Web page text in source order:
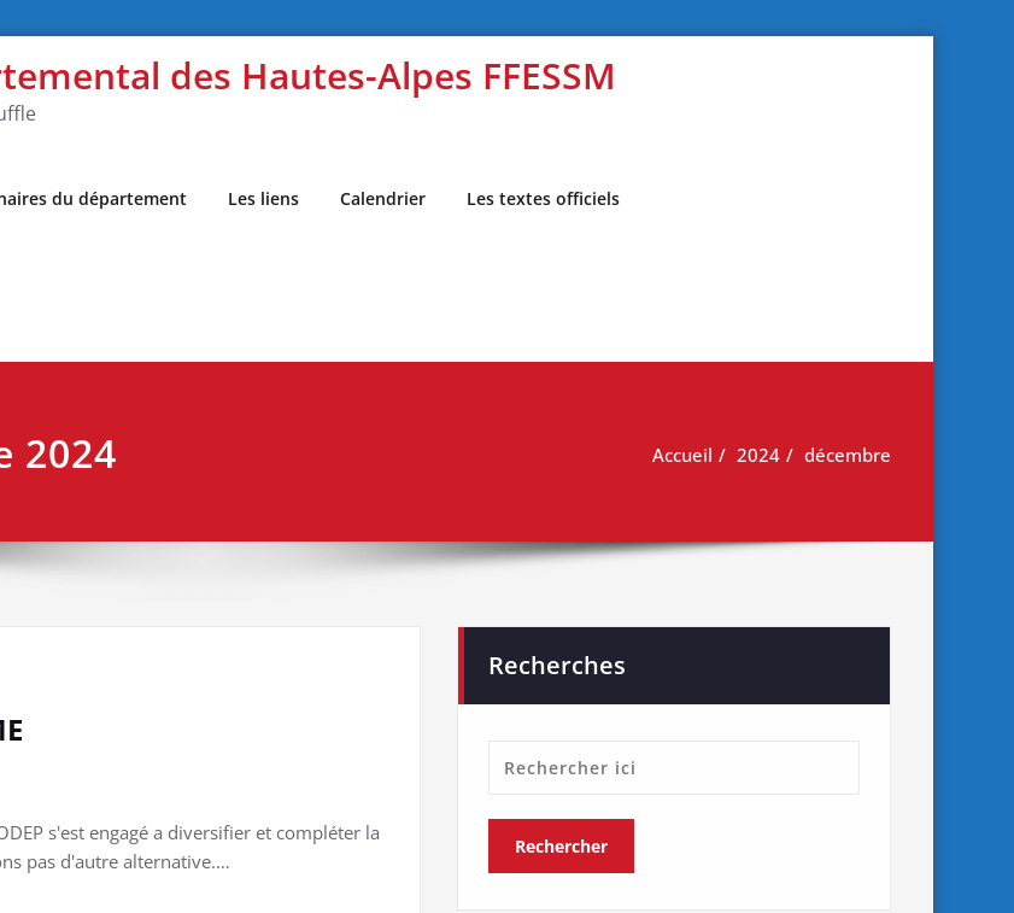
des Hautes-Alpes FFESSM
du département Les liens Calendrier Les textes officiels
2024 Accueil 2024 décembre
s'est engagé a diversifier et compléter la
pas d'autre alternative.…
Recherches